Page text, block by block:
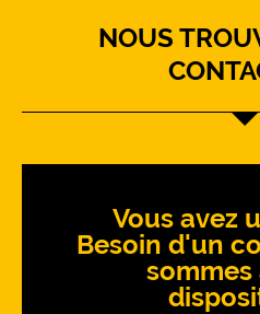
NOUS
Vous avez
Besoin d'un
sommes